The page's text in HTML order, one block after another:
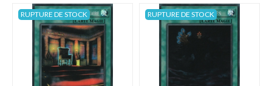
RUPTURE DE STOCK RUPTURE DE STOCK